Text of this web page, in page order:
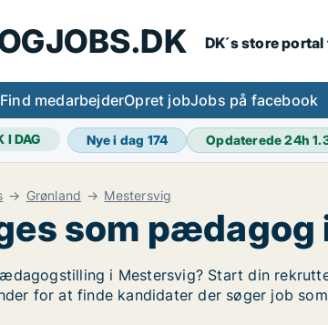
DK´s store
Find medarbejderOpret jobJobs på facebook
I DAG Nye i dag 174 Opdaterede 24h
Grønland Mestersvig
som
i Mestersvig? Start din
for at finde kandidater der søger job